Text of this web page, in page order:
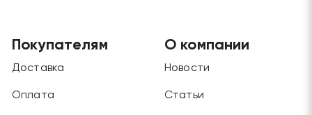
Покупателям
Доставка
Оплата
О компании
Новости
Статьи